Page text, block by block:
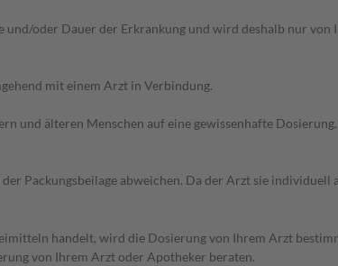
oder Dauer der Erkrankung und wird deshalb nur von
mit einem Arzt in Verbindung.
und älteren Menschen auf eine gewissenhafte
Packungsbeilage abweichen. Da der Arzt sie
handelt, wird die Dosierung von Ihrem Arzt
von Ihrem Arzt oder Apotheker beraten.